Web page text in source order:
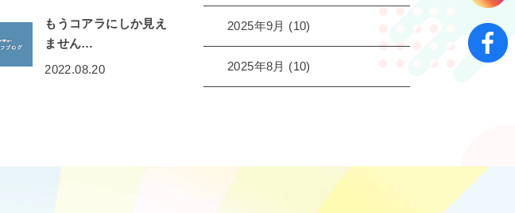
もうコアラにしか見え
ません…
2022.08.20
2025年9月 (10)
2025年8月 (10)